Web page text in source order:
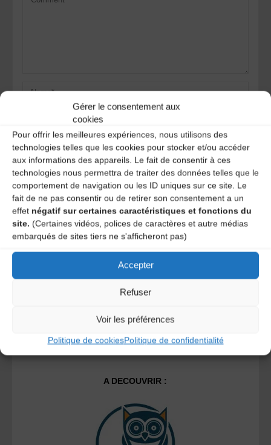
Gérer le consentement aux
cookies
Pour offrir les meilleures expériences, nous utilisons des
technologies telles que les cookies pour stocker et/ou accéder
aux informations des appareils. Le fait de consentir à ces
technologies nous permettra de traiter des données telles que le
comportement de navigation ou les ID uniques sur ce site. Le
fait de ne pas consentir ou de retirer son consentement a un
effet négatif sur certaines caractéristiques et fonctions du
site. (Certaines vidéos, polices de caractères et autre médias
embarqués de sites tiers ne s'afficheront pas)
Accepter
Refuser
Voir les préférences
Politique de cookiesPolitique de confidentialité
Save my name, email, and site URL in my browser for next
time I post a comment.
Ce site utilise Akismet pour réduire les indésirables.
savoir plus sur la façon dont les données de vos
A DECOUVRIR :